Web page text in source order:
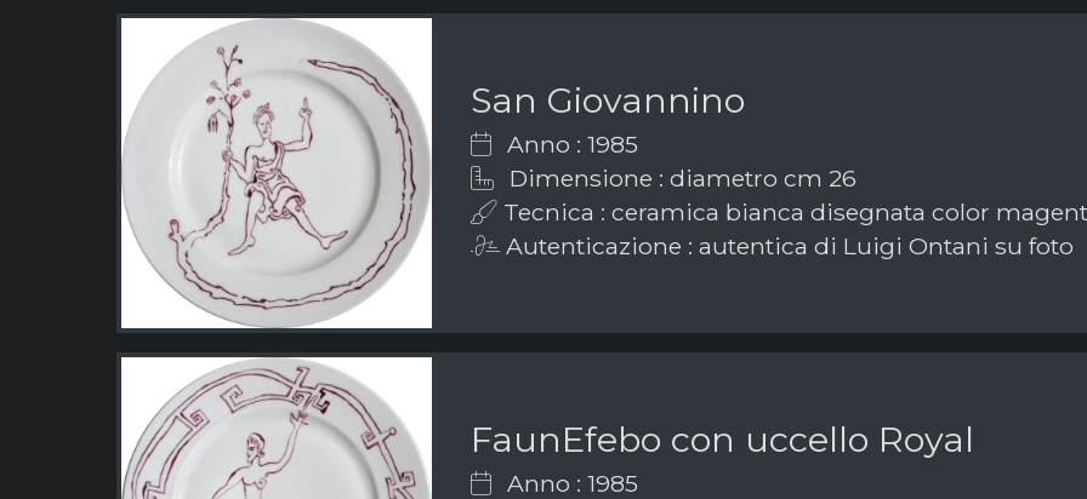
San Giovannino
Anno : 1985
Dimensione : diametro cm 26
Tecnica : ceramica bianca disegnata color
Autenticazione : autentica di Luigi Ontani su foto
FaunEfebo con uccello Royal
Anno : 1985